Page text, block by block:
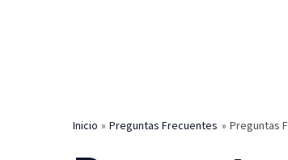
Inicio Preguntas Frecuentes Preguntas